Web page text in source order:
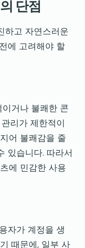
단점
하고 자연스러운
에 고려해야 할
거나 불쾌한 콘
리가 제한적이
어 불쾌감을 줄
있습니다. 따라서
에 민감한 사용
자가 계정을 생
때문에, 일부 사